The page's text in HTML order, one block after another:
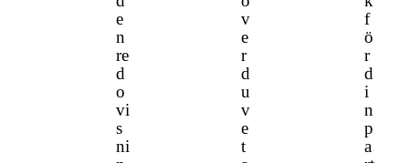
e
n
re
d
o
vi
s
ni
v
e
r
d
u
v
e
t
f
ö
r
d
i
n
p
a